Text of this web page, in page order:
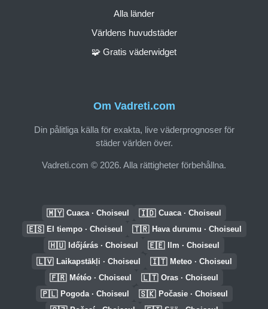
Om Vadreti.com
Din pålitliga källa för exakta, live väderprognoser för
städer världen över.
Vadreti.com © 2026. Alla rättigheter förbehållna.
Alla länder
Världens huvudstäder
🧩 Gratis väderwidget
🇲🇾 Cuaca · Choiseul 🇮🇩 Cuaca · Choiseul
🇪🇸 El tiempo · Choiseul 🇹🇷 Hava durumu · Choiseul
🇭🇺 Időjárás · Choiseul 🇪🇪 Ilm · Choiseul
🇱🇻 Laikapstākļi · Choiseul 🇮🇹 Meteo · Choiseul
🇫🇷 Météo · Choiseul 🇱🇹 Oras · Choiseul
🇵🇱 Pogoda · Choiseul 🇸🇰 Počasie · Choiseul